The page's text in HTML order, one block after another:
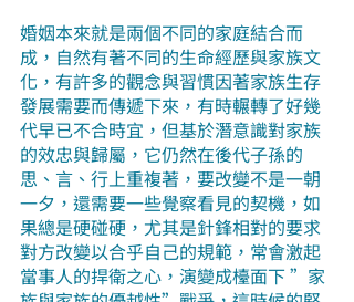
婚姻本來就是兩個不同的家庭結合而
成，自然有著不同的生命經歷與家族文
化，有許多的觀念與習慣因著家族生存
發展需要而傳遞下來，有時輾轉了好幾
代早已不合時宜，但基於潛意識對家族
的效忠與歸屬，它仍然在後代子孫的
思、言、行上重複著，要改變不是一朝
一夕，還需要一些覺察看見的契機，如
果總是硬碰硬，尤其是針鋒相對的要求
對方改變以合乎自己的規範，常會激起
當事人的捍衛之心，演變成檯面下 ”家